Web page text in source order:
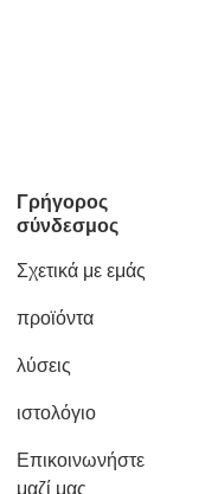
Γρήγορος
σύνδεσμος
Σχετικά με εμάς
προϊόντα
λύσεις
ιστολόγιο
Επικοινωνήστε
μαζί μας